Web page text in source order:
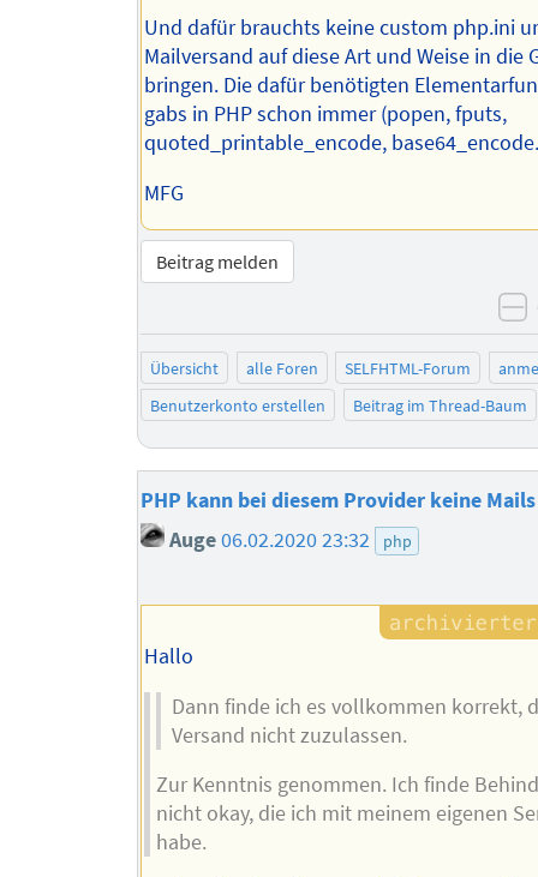
Und dafür brauchts keine custom php.ini
Mailversand auf diese Art und Weise in die
bringen. Die dafür benötigten
gabs in PHP schon immer (popen, fputs,
quoted_printable_encode,
MFG
Beitrag melden
Übersicht alle Foren SELFHTML-Forum
Benutzerkonto erstellen
Beitrag im Thread-Baum
PHP kann bei diesem Provider keine
Auge06.02.2020 23:32 php
Hallo
Dann finde ich es vollkommen korrekt,
Versand nicht zuzulassen.
Zur Kenntnis genommen. Ich finde
nicht okay, die ich mit meinem eigenen
habe.